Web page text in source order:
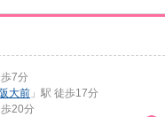
歩7分
大前 」駅 徒歩17分
歩20分